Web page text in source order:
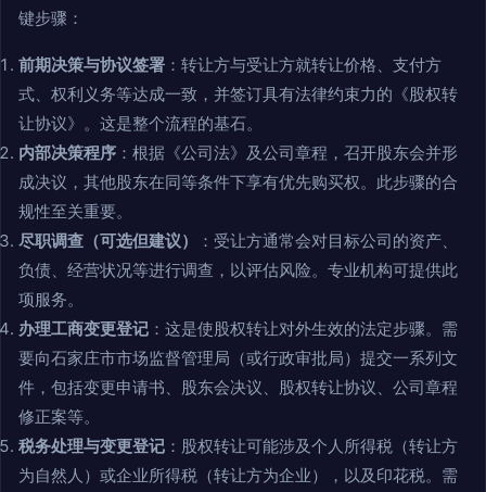
键步骤：
前期决策与协议签署 ：转让方与受让方就转让价格、支付方
式、权利义务等达成一致，并签订具有法律约束力的《股权转
让协议》。这是整个流程的基石。
内部决策程序 ：根据《公司法》及公司章程，召开股东会并形
成决议，其他股东在同等条件下享有优先购买权。此步骤的合
规性至关重要。
尽职调查（可选但建议）
：受让方通常会对目标公司的资产、
负债、经营状况等进行调查，以评估风险。专业机构可提供此
项服务。
办理工商变更登记 ：这是使股权转让对外生效的法定步骤。需
要向石家庄市市场监督管理局（或行政审批局）提交一系列文
件，包括变更申请书、股东会决议、股权转让协议、公司章程
修正案等。
税务处理与变更登记 ：股权转让可能涉及个人所得税（转让方
为自然人）或企业所得税（转让方为企业），以及印花税。需